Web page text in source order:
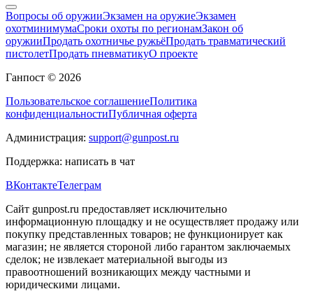
Вопросы об оружииЭкзамен на оружиеЭкзамен
охотминимумаСроки охоты по регионамЗакон об
оружииПродать охотничье ружьёПродать травматический
пистолетПродать пневматикуО проекте
Ганпост © 2026
Пользовательское соглашениеПолитика
конфиденциальностиПубличная оферта
Администрация: support@gunpost.ru
Поддержка: написать в чат
ВКонтактеТелеграм
Сайт gunpost.ru предоставляет исключительно
информационную площадку и не осуществляет продажу или
покупку представленных товаров; не функционирует как
магазин; не является стороной либо гарантом заключаемых
сделок; не извлекает материальной выгоды из
правоотношений возникающих между частными и
юридическими лицами.